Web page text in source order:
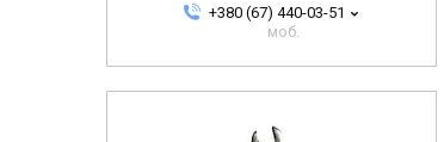
+380 (67) 440-03-51
моб.